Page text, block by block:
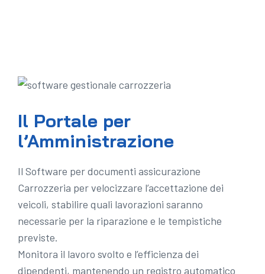
Il Portale per
l’Amministrazione
Il Software per documenti assicurazione
Carrozzeria per velocizzare l’accettazione dei
veicoli, stabilire quali lavorazioni saranno
necessarie per la riparazione e le tempistiche
previste.
Monitora il lavoro svolto e l’efficienza dei
dipendenti, mantenendo un registro automatico